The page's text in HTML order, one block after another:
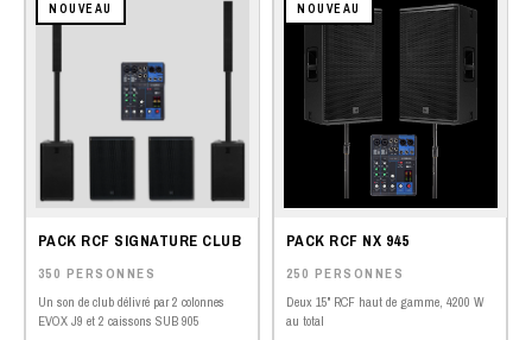
NOUVEAU
PACK RCF SIGNATURE CLUB
350 PERSONNES
Un son de club délivré par 2 colonnes
EVOX J9 et 2 caissons SUB 905
NOUVEAU
PACK RCF NX 945
250 PERSONNES
Deux 15" RCF haut de gamme, 4200 W
au total